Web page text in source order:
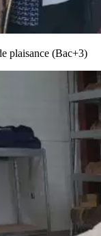
plaisance (Bac+3)